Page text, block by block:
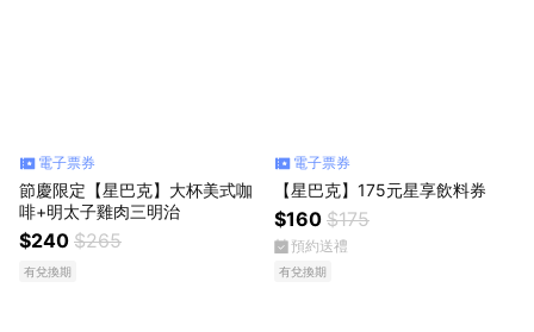
電子票券
節慶限定【星巴克】大杯美式咖
啡+明太子雞肉三明治
$240 $265
有兌換期
電子票券
【星巴克】175元星享飲料券
$160 $175
預約送禮
有兌換期